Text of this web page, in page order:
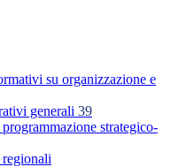
su organizzazione e
generali 39
strategico-